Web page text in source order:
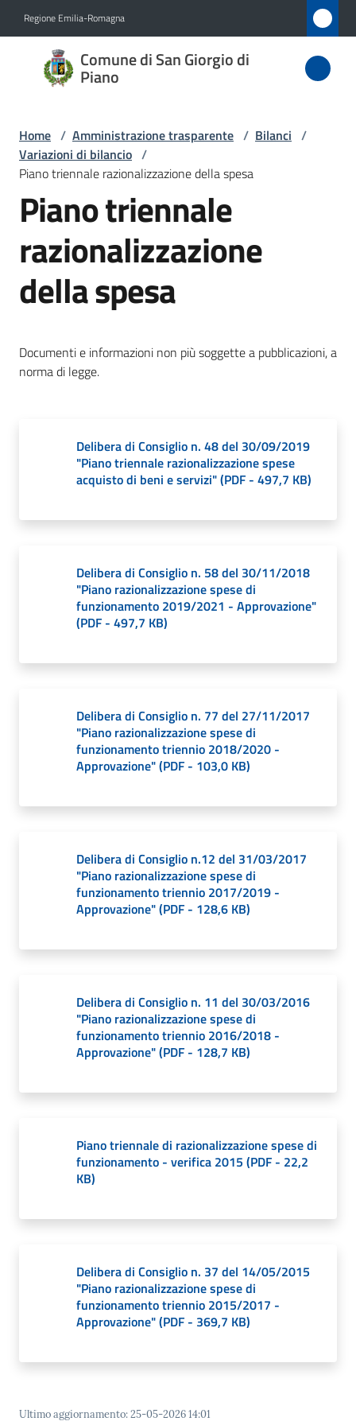
Regione Emilia-Romagna
Comune di San Giorgio di
Piano
Comune
di San
di Piano
Amministrazione
Menu selezionato
Servizi
San
Giorgio
di
Trasparente
r
n
gli
Home / Amministrazione trasparente / Bilanci /
Variazioni di bilancio /
Piano triennale razionalizzazione della spesa
Piano triennale
razionalizzazione
della spesa
Documenti e informazioni non più soggette a pubblicazioni, a
norma di legge.
Delibera di Consiglio n. 48 del 30/09/2019
"Piano triennale razionalizzazione spese
acquisto di beni e servizi"(PDF - 497,7 KB)
Delibera di Consiglio n. 58 del 30/11/2018
"Piano razionalizzazione spese di
funzionamento 2019/2021 - Approvazione"
(PDF - 497,7 KB)
Delibera di Consiglio n. 77 del 27/11/2017
"Piano razionalizzazione spese di
funzionamento triennio 2018/2020 -
Approvazione"(PDF - 103,0 KB)
Delibera di Consiglio n.12 del 31/03/2017
"Piano razionalizzazione spese di
funzionamento triennio 2017/2019 -
Approvazione"(PDF - 128,6 KB)
Delibera di Consiglio n. 11 del 30/03/2016
"Piano razionalizzazione spese di
funzionamento triennio 2016/2018 -
Approvazione"(PDF - 128,7 KB)
Piano triennale di razionalizzazione spese di
funzionamento - verifica 2015 (PDF - 22,2
KB)
Delibera di Consiglio n. 37 del 14/05/2015
"Piano razionalizzazione spese di
funzionamento triennio 2015/2017 -
Approvazione"(PDF - 369,7 KB)
Ultimo aggiornamento:25-05-2026 14:01